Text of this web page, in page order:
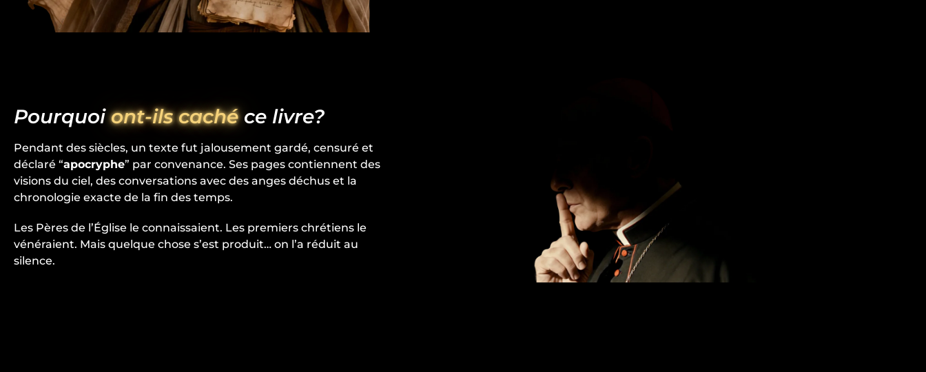
Pourquoiont-ils cachéce livre?
Pendant des siècles, un texte fut jalousement gardé, censuré et
déclaré “apocryphe” par convenance. Ses pages contiennent des
visions du ciel, des conversations avec des anges déchus et la
chronologie exacte de la fin des temps.
Les Pères de l’Église le connaissaient. Les premiers chrétiens le
vénéraient. Mais quelque chose s’est produit… on l’a réduit au
silence.